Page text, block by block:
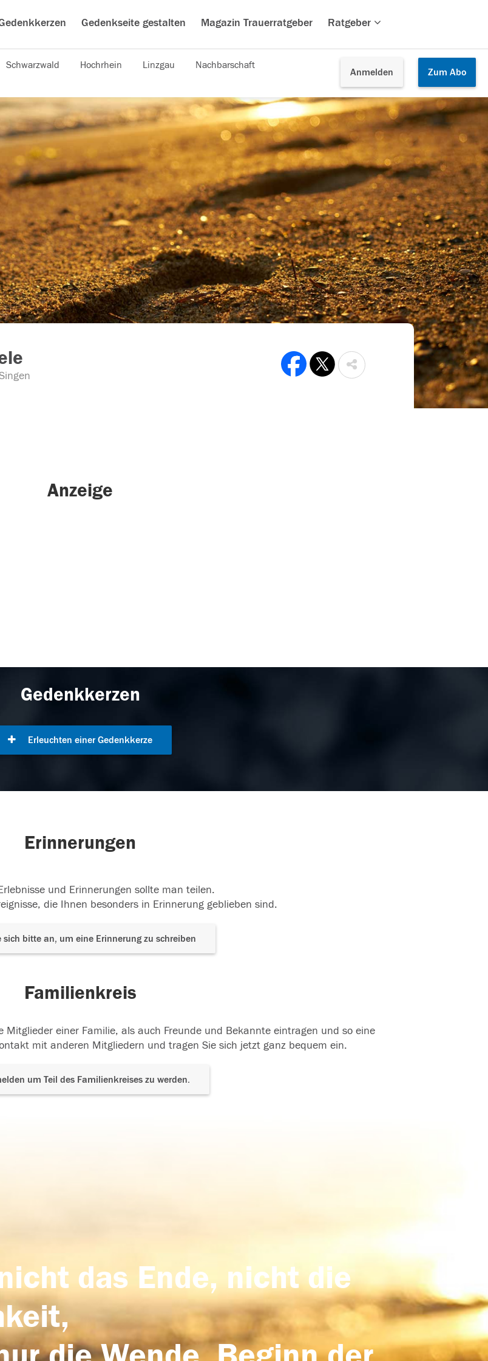
Gedenkseite gestalten Magazin Trauerratgeber Ratgeber
Anmelden Zum Abo
Schwarzwald Hochrhein Linzgau Nachbarschaft
Anzeige
Gedenkkerzen
Erleuchten einer Gedenkkerze
Erinnerungen
und Erinnerungen sollte man teilen.
die Ihnen besonders in Erinnerung geblieben sind.
sich bitte an, um eine Erinnerung zu schreiben
Familienkreis
Mitglieder einer Familie, als auch Freunde und Bekannte eintragen und so eine
mit anderen Mitgliedern und tragen Sie sich jetzt ganz bequem ein.
um Teil des Familienkreises zu werden.
das Ende, nicht die